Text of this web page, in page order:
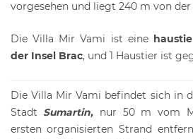
vorgesehen und liegt 240 m von
Die Villa Mir Vami ist eine
der Insel Brac, und 1 Haustier ist
Die Villa Mir Vami befindet sich in
Stadt Sumartin, nur 50 m vom
ersten organisierten Strand